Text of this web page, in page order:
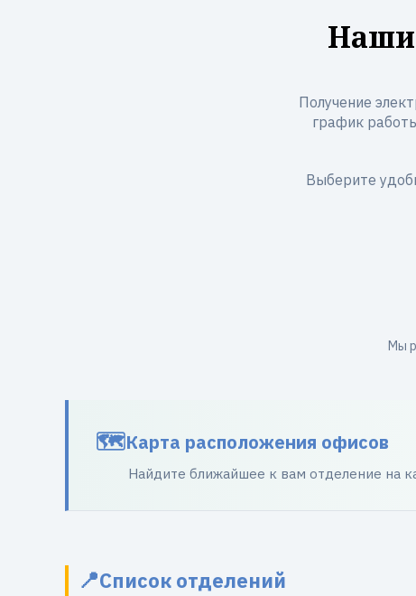
Наши
Получение
график
Выберите
Мы
Карта расположения офисов
Найдите ближайшее к вам отделение на
Список отделений